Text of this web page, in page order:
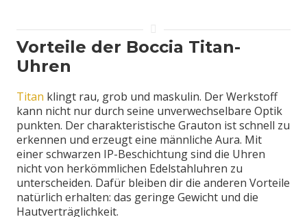
Vorteile der Boccia Titan-
Uhren
Titan klingt rau, grob und maskulin. Der Werkstoff
kann nicht nur durch seine unverwechselbare Optik
punkten. Der charakteristische Grauton ist schnell zu
erkennen und erzeugt eine männliche Aura. Mit
einer schwarzen IP-Beschichtung sind die Uhren
nicht von herkömmlichen Edelstahluhren zu
unterscheiden. Dafür bleiben dir die anderen Vorteile
natürlich erhalten: das geringe Gewicht und die
Hautverträglichkeit.